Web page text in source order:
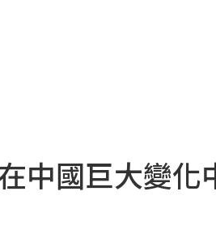
中國巨大變化